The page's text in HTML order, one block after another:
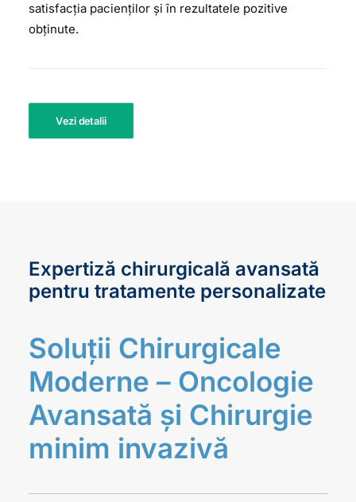
satisfacția pacienților și în rezultatele pozitive
obținute.
Vezi detalii
Expertiză chirurgicală avansată
pentru tratamente personalizate
Soluții Chirurgicale
Moderne – Oncologie
Avansată și Chirurgie
minim invazivă